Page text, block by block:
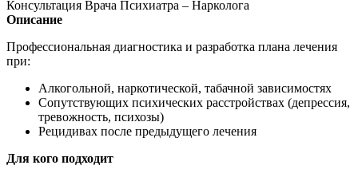
Консультация Врача Психиатра – Нарколога
Описание
Профессиональная диагностика и разработка плана лечения
при:
Алкогольной, наркотической, табачной зависимостях
Сопутствующих психических расстройствах (депрессия,
тревожность, психозы)
Рецидивах после предыдущего лечения
Для кого подходит